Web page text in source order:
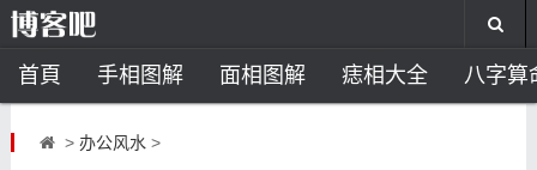
首頁 手相图解 面相图解 痣相大全 八字算
风水开运 助运饰品
> 办公风水 >